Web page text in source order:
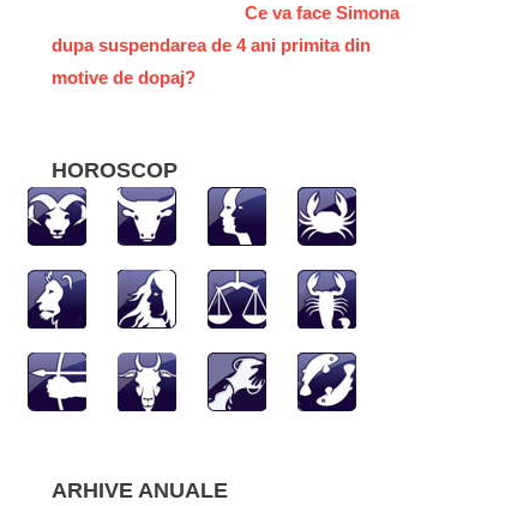
Ce va face Simona
dupa suspendarea de 4 ani primita din
motive de dopaj?
HOROSCOP
ARHIVE ANUALE